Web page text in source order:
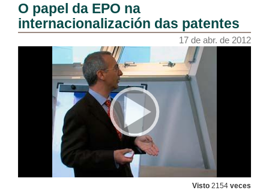
O papel da EPO na
internacionalización das patentes
17 de abr. de 2012
Visto 2154 veces